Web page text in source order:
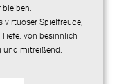
virtuoser Spielfreude,
von besinnlich
mitreißend.